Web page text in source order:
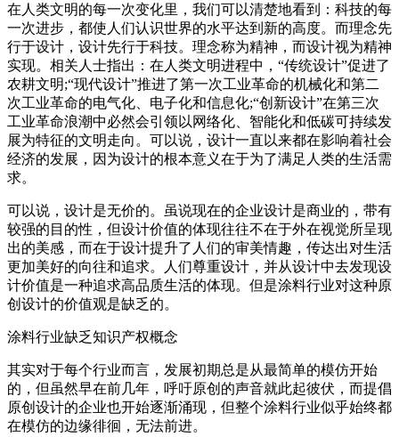
在人类文明的每一次变化里，我们可以清楚地看到：科技的每
一次进步，都使人们认识世界的水平达到新的高度。而理念先
行于设计，设计先行于科技。理念称为精神，而设计视为精神
实现。相关人士指出：在人类文明进程中，“传统设计”促进了
农耕文明;“现代设计”推进了第一次工业革命的机械化和第二
次工业革命的电气化、电子化和信息化;“创新设计”在第三次
工业革命浪潮中必然会引领以网络化、智能化和低碳可持续发
展为特征的文明走向。可以说，设计一直以来都在影响着社会
经济的发展，因为设计的根本意义在于为了满足人类的生活需
求。
可以说，设计是无价的。虽说现在的企业设计是商业的，带有
较强的目的性，但设计价值的体现往往不在于外在视觉所呈现
出的美感，而在于设计提升了人们的审美情趣，传达出对生活
更加美好的向往和追求。人们尊重设计，并从设计中去发现设
计价值是一种追求高品质生活的体现。但是涂料行业对这种原
创设计的价值观是缺乏的。
涂料行业缺乏知识产权概念
其实对于每个行业而言，发展初期总是从最简单的模仿开始
的，但虽然早在前几年，呼吁原创的声音就此起彼伏，而提倡
原创设计的企业也开始逐渐涌现，但整个涂料行业似乎始终都
在模仿的边缘徘徊，无法前进。